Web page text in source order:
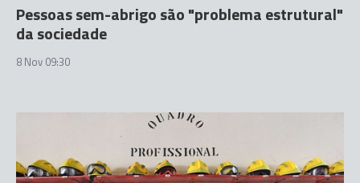
Pessoas sem-abrigo são "problema estrutural"
da sociedade
8 Nov 09:30